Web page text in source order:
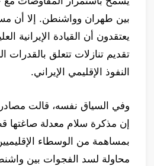
بين طهران وواشنطن. إلا أن
يعتقدون أن القيادة الإيرانية
تقديم تنازلات تتعلق بالقدرات
النفوذ الإقليمي الإيراني.
وفي السياق نفسه، قالت
إن مذكرة سلام معدلة صاغتها
بمساهمة من الوسطاء
محاولة لسد الفجوات بين